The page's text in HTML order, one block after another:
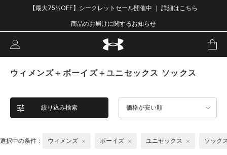
【最大75%OFF】シークレットセール開催中 ｜ 詳細はこちら
商品のお届けに関するお知らせ
ウィメンズ＋ボーイズ＋ユニセックス ソックス
絞り込み検索 価格が安い順
選択中の条件： ウィメンズ ボーイズ ユニセックス ソック